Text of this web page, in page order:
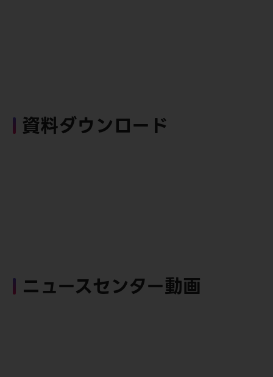
資料ダウンロード
ニュースセンター動画